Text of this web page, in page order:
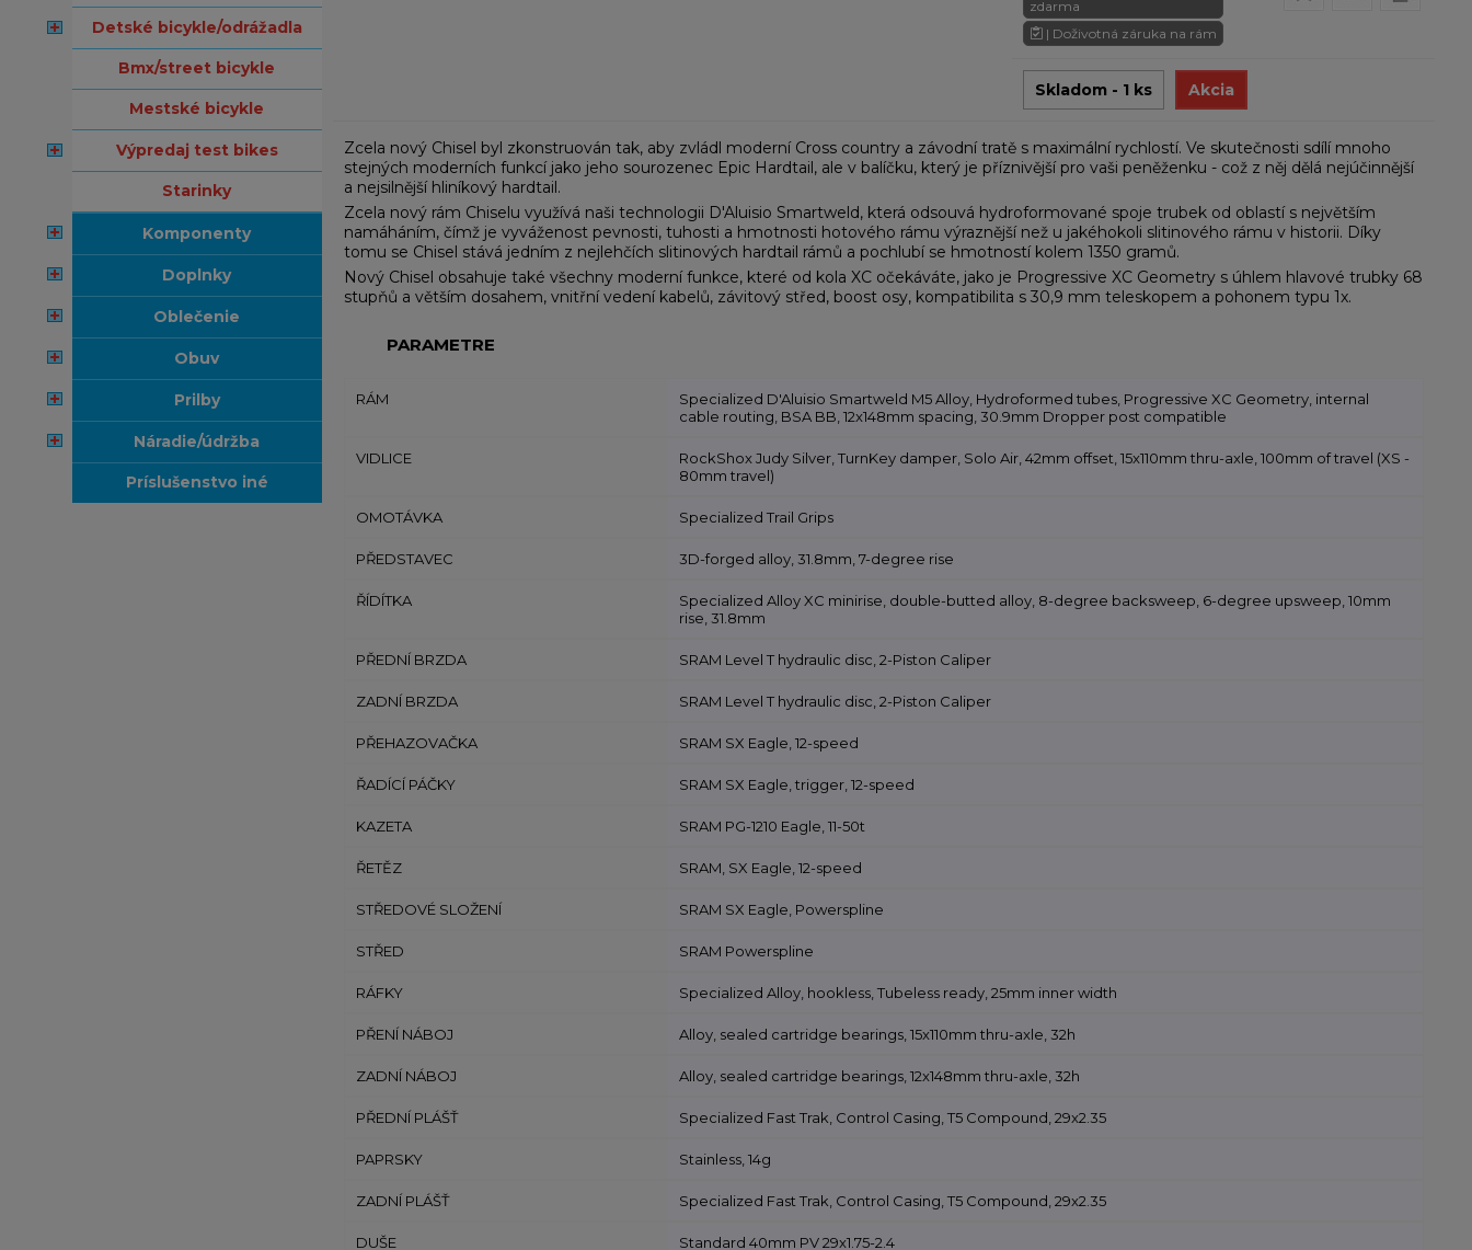
detské bicykle/odrážadla
bmx/street bicykle
mestské bicykle
výpredaj test bikes
starinky
komponenty
doplnky
oblečenie
obuv
prilby
náradie/údržba
príslušenstvo iné
zdarma
| Doživotná záruka na rám
Skladom - 1 ks Akcia
Zcela nový Chisel byl zkonstruován tak, aby zvládl moderní Cross country a závodní tratě s maximální rychlostí. Ve skutečnosti sdílí mnoho
stejných moderních funkcí jako jeho sourozenec Epic Hardtail, ale v balíčku, který je příznivější pro vaši peněženku - což z něj dělá nejúčinnější
a nejsilnější hliníkový hardtail.
Zcela nový rám Chiselu využívá naši technologii D'Aluisio Smartweld, která odsouvá hydroformované spoje trubek od oblastí s největším
namáháním, čímž je vyváženost pevnosti, tuhosti a hmotnosti hotového rámu výraznější než u jakéhokoli slitinového rámu v historii. Díky
tomu se Chisel stává jedním z nejlehčích slitinových hardtail rámů a pochlubí se hmotností kolem 1350 gramů.
Nový Chisel obsahuje také všechny moderní funkce, které od kola XC očekáváte, jako je Progressive XC Geometry s úhlem hlavové trubky 68
stupňů a větším dosahem, vnitřní vedení kabelů, závitový střed, boost osy, kompatibilita s 30,9 mm teleskopem a pohonem typu 1x.
PARAMETRE
RÁM
Specialized D'Aluisio Smartweld M5 Alloy, Hydroformed tubes, Progressive XC Geometry, internal
cable routing, BSA BB, 12x148mm spacing, 30.9mm Dropper post compatible
VIDLICE
RockShox Judy Silver, TurnKey damper, Solo Air, 42mm offset, 15x110mm thru-axle, 100mm of travel (XS -
80mm travel)
OMOTÁVKA Specialized Trail Grips
PŘEDSTAVEC 3D-forged alloy, 31.8mm, 7-degree rise
ŘÍDÍTKA
Specialized Alloy XC minirise, double-butted alloy, 8-degree backsweep, 6-degree upsweep, 10mm
rise, 31.8mm
PŘEDNÍ BRZDA SRAM Level T hydraulic disc, 2-Piston Caliper
ZADNÍ BRZDA SRAM Level T hydraulic disc, 2-Piston Caliper
PŘEHAZOVAČKA SRAM SX Eagle, 12-speed
ŘADÍCÍ PÁČKY SRAM SX Eagle, trigger, 12-speed
KAZETA SRAM PG-1210 Eagle, 11-50t
ŘETĚZ SRAM, SX Eagle, 12-speed
STŘEDOVÉ SLOŽENÍ SRAM SX Eagle, Powerspline
STŘED SRAM Powerspline
RÁFKY Specialized Alloy, hookless, Tubeless ready, 25mm inner width
PŘENÍ NÁBOJ Alloy, sealed cartridge bearings, 15x110mm thru-axle, 32h
ZADNÍ NÁBOJ Alloy, sealed cartridge bearings, 12x148mm thru-axle, 32h
PŘEDNÍ PLÁŠŤ Specialized Fast Trak, Control Casing, T5 Compound, 29x2.35
PAPRSKY Stainless, 14g
ZADNÍ PLÁŠŤ Specialized Fast Trak, Control Casing, T5 Compound, 29x2.35
DUŠE Standard 40mm PV 29x1.75-2.4